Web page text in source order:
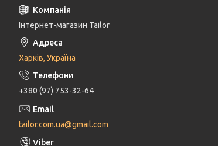
Інтернет-магазин Tailor
Харків, Україна
+380 (97) 753-32-64
tailor.com.ua@gmail.com